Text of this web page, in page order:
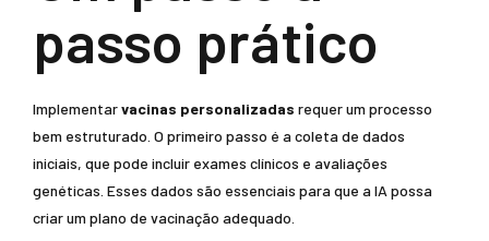
passo prático
Implementarvacinas personalizadas requer um processo
bem estruturado. O primeiro passo é a coleta de dados
iniciais, que pode incluir exames clínicos e avaliações
genéticas. Esses dados são essenciais para que a IA possa
criar um plano de vacinação adequado.